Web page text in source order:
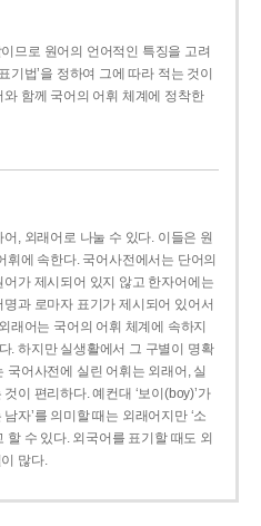
므로 원어의 언어적인 특징을 고려
기법’을 정하여 그에 따라 적는 것이
함께 국어의 어휘 체계에 정착한
, 외래어로 나눌 수 있다. 이들은 원
휘에 속한다. 국어사전에서는 단어의
가 제시되어 있지 않고 한자어에는
과 로마자 표기가 제시되어 있어서
래어는 국어의 어휘 체계에 속하지
. 하지만 실생활에서 그 구별이 명확
어사전에 실린 어휘는 외래어, 실
이 편리하다. 예컨대 ‘보이(boy)’가
자’를 의미할 때는 외래어지만 ‘소
할 수 있다. 외국어를 표기할 때도 외
많다.